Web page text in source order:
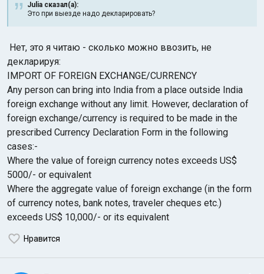
Julia сказал(а):
Это при выезде надо декларировать?
Нет, это я читаю - сколько можно ввозить, не
декларируя:
IMPORT OF FOREIGN EXCHANGE/CURRENCY
Any person can bring into India from a place outside India
foreign exchange without any limit. However, declaration of
foreign exchange/currency is required to be made in the
prescribed Currency Declaration Form in the following
cases:-
Where the value of foreign currency notes exceeds US$
5000/- or equivalent
Where the aggregate value of foreign exchange (in the form
of currency notes, bank notes, traveler cheques etc.)
exceeds US$ 10,000/- or its equivalent
Нравится